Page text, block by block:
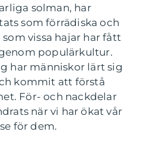
solman, har
som förrädiska och
vissa hajar har fått
populärkultur.
har människor lärt sig
kommit att förstå
För- och nackdelar
när vi har ökat vår
för dem.